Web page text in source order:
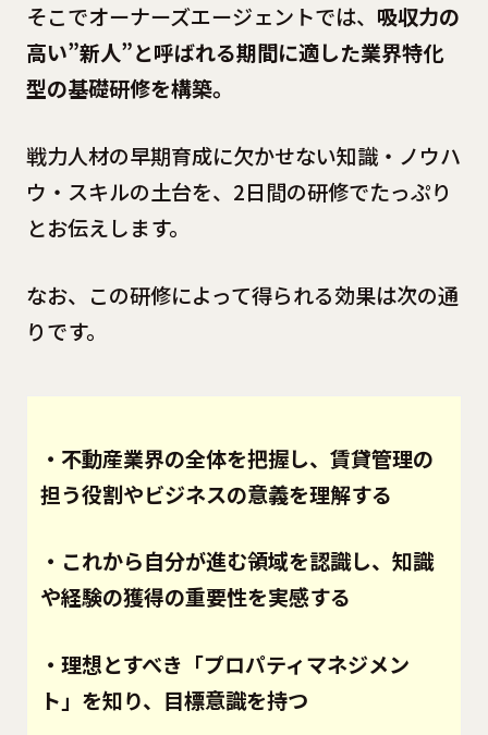
そこでオーナーズエージェントでは、 吸収力の
高い”新人”と呼ばれる期間に適した業界特化
型の基礎研修を構築。
戦力人材の早期育成に欠かせない知識・ノウハ
ウ・スキルの土台を、2日間の研修でたっぷり
とお伝えします。
なお、この研修によって得られる効果は次の通
りです。
・不動産業界の全体を把握し、賃貸管理の
担う役割やビジネスの意義を理解する
・これから自分が進む領域を認識し、知識
や経験の獲得の重要性を実感する
・理想とすべき「プロパティマネジメン
ト」を知り、目標意識を持つ